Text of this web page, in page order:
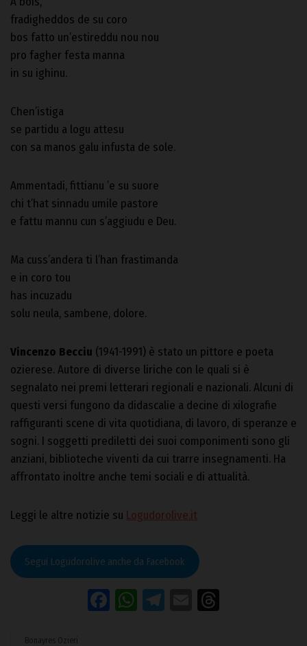
fradigheddos de su coro
bos fatto un’estireddu nou nou
pro fagher festa manna
in su ighinu.
Chen’istiga
se partidu a logu attesu
con sa manos galu infusta de sole.
Ammentadi, fittianu ’e su suore
chi t’hat sinnadu umile pastore
e fattu mannu cun s’aggiudu e Deu.
Ma cuss’andera ti l’han frastimanda
e in coro tou
has incuzadu
solu neula, sambene, dolore.
Vincenzo Becciu (1941-1991) è stato un pittore e poeta
ozierese. Autore di diverse liriche con le quali si è
segnalato nei premi letterari regionali e nazionali. Alcuni di
questi versi fungono da didascalie a decine di xilografie
raffiguranti scene di vita quotidiana, di lavoro, di speranze e
sogni. I soggetti prediletti dei suoi componimenti sono gli
anziani, biblioteche viventi da cui trarre insegnamenti. Ha
affrontato inoltre anche temi sociali e di attualità.
Leggi le altre notizie su Logudorolive.it
Segui Logudorolive anche da Facebook
Facebook
WhatsApp
Telegram
Email
Bonayres Ozieri